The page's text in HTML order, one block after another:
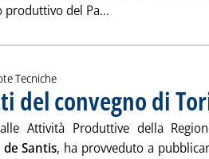
del Pa...
Tecniche
del convegno di
alle Attività Produttive della
Santis, ha provveduto a